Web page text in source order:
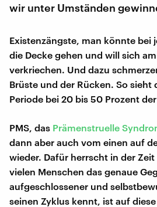
wir unter Umständen
Existenzängste, man könnte bei
die Decke gehen und will sich
verkriechen. Und dazu
Brüste und der Rücken. So sieht
Periode bei 20 bis 50 Prozent
PMS, das Prämenstruelle
dann aber auch vom einen auf
wieder. Dafür herrscht in der
vielen Menschen das genaue
aufgeschlossener und
seinen Zyklus kennt, ist auf